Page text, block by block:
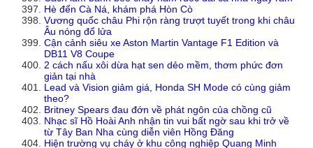
Hè đến Cà Ná, khám phá Hòn Cò
Vương quốc châu Phi rộn ràng trượt tuyết trong khi châu
Âu nóng đổ lửa
Cận cảnh siêu xe Aston Martin Vantage F1 Edition và
DB11 V8 Coupe
2 cách nấu xôi dừa hạt sen dẻo mềm, thơm phức đơn
giản tại nhà
Lead và Vision giảm giá, Honda SH Mode có cùng giảm
theo?
Britney Spears đau đớn về phát ngôn của chồng cũ
Nhạc sĩ Hồ Hoài Anh nhận tin vui bất ngờ sau khi trở về
từ Tây Ban Nha cùng diễn viên Hồng Đăng
Hiện trường vụ cháy ở khu công nghiệp Quang Minh